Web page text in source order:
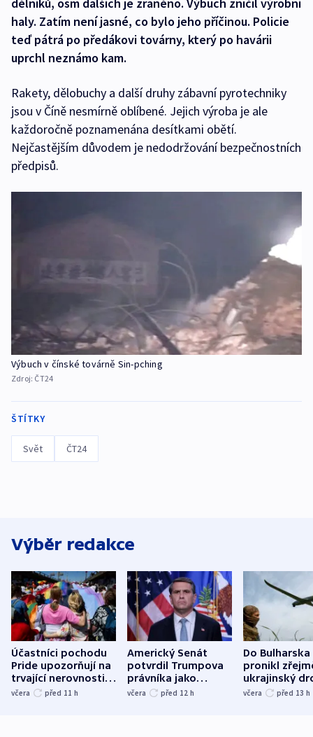
haly. Zatím není jasné, co bylo jeho příčinou. Policie
teď pátrá po předákovi továrny, který po havárii
uprchl neznámo kam.
Rakety, dělobuchy a další druhy zábavní pyrotechniky
jsou v Číně nesmírně oblíbené. Jejich výroba je ale
každoročně poznamenána desítkami obětí.
Nejčastějším důvodem je nedodržování bezpečnostních
předpisů.
Výbuch v čínské továrně Sin-pching
Zdroj: ČT24
ŠTÍTKY
Svět ČT24
Výběr redakce
Účastníci pochodu
Pride upozorňují na
trvající nerovnosti i
společenskou
včera před 11 h
Americký Senát
potvrdil Trumpova
právníka jako
ministra
včera před 12 h
Do Bulharska
pronikl
ukrajinský
explodoval
včera před 13 h